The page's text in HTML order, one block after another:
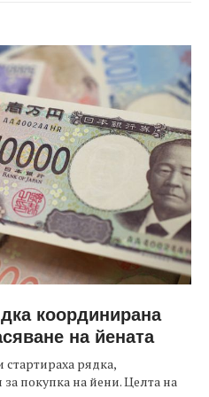
координирана
на йената
рядка,
покупка на йени. Целта на